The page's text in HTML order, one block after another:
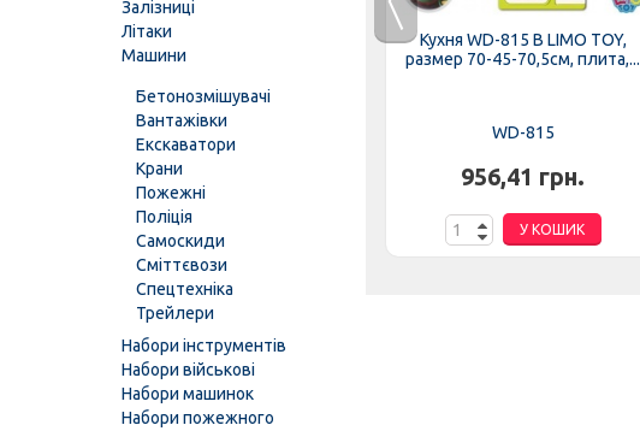
Продукти фастфуд 818-295-
296 прилавок з бургером,...
818-295-296
520,90 грн.
Кухня WD-815 B LIMO TOY,
размер 70-45-70,5см, плита,...
WD-815
956,41 грн.
У КОШИК
Залізниці
Літаки
Машини
Бетонозмішувачі
Вантажівки
Екскаватори
Крани
Пожежні
Поліція
Самоскиди
Сміттєвози
Спецтехніка
Трейлери
Набори інструментів
Набори військові
Набори машинок
Набори пожежного